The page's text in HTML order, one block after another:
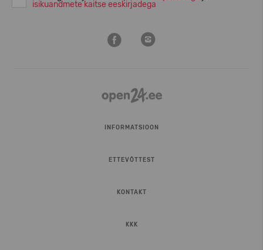
isikuandmete kaitse eeskirjadega
INFORMATSIOON
ETTEVÕTTEST
KONTAKT
KKK